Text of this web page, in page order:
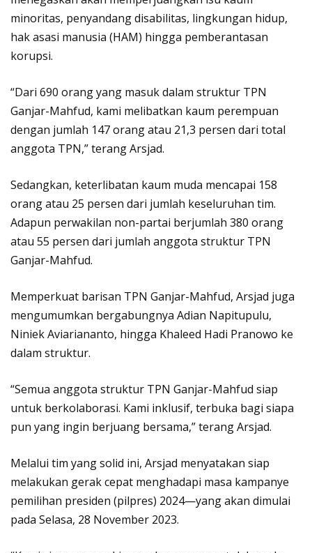
minoritas, penyandang disabilitas, lingkungan hidup,
hak asasi manusia (HAM) hingga pemberantasan
korupsi.
“Dari 690 orang yang masuk dalam struktur TPN
Ganjar-Mahfud, kami melibatkan kaum perempuan
dengan jumlah 147 orang atau 21,3 persen dari total
anggota TPN,” terang Arsjad.
Sedangkan, keterlibatan kaum muda mencapai 158
orang atau 25 persen dari jumlah keseluruhan tim.
Adapun perwakilan non-partai berjumlah 380 orang
atau 55 persen dari jumlah anggota struktur TPN
Ganjar-Mahfud.
Memperkuat barisan TPN Ganjar-Mahfud, Arsjad juga
mengumumkan bergabungnya Adian Napitupulu,
Niniek Aviariananto, hingga Khaleed Hadi Pranowo ke
dalam struktur.
“Semua anggota struktur TPN Ganjar-Mahfud siap
untuk berkolaborasi. Kami inklusif, terbuka bagi siapa
pun yang ingin berjuang bersama,” terang Arsjad.
Melalui tim yang solid ini, Arsjad menyatakan siap
melakukan gerak cepat menghadapi masa kampanye
pemilihan presiden (pilpres) 2024—yang akan dimulai
pada Selasa, 28 November 2023.